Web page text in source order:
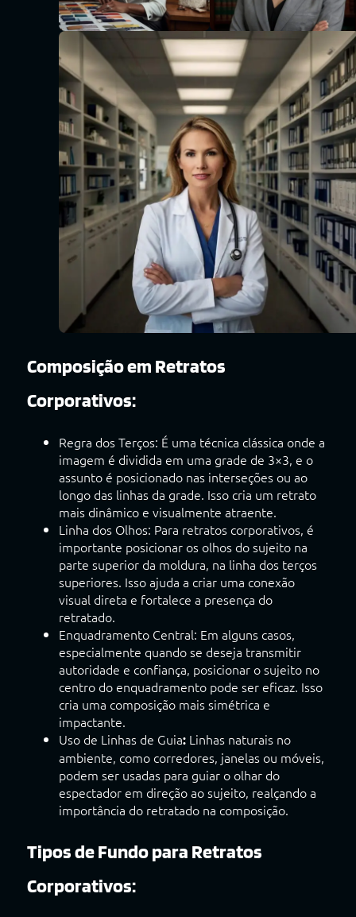
Composição em Retratos
Corporativos:
Regra dos Terços: É uma técnica clássica onde a
imagem é dividida em uma grade de 3×3, e o
assunto é posicionado nas interseções ou ao
longo das linhas da grade. Isso cria um retrato
mais dinâmico e visualmente atraente.
Linha dos Olhos: Para retratos corporativos, é
importante posicionar os olhos do sujeito na
parte superior da moldura, na linha dos terços
superiores. Isso ajuda a criar uma conexão
visual direta e fortalece a presença do
retratado.
Enquadramento Central: Em alguns casos,
especialmente quando se deseja transmitir
autoridade e confiança, posicionar o sujeito no
centro do enquadramento pode ser eficaz. Isso
cria uma composição mais simétrica e
impactante.
Uso de Linhas de Guia:Linhas naturais no
ambiente, como corredores, janelas ou móveis,
podem ser usadas para guiar o olhar do
espectador em direção ao sujeito, realçando a
importância do retratado na composição.
Tipos de Fundo para Retratos
Corporativos: